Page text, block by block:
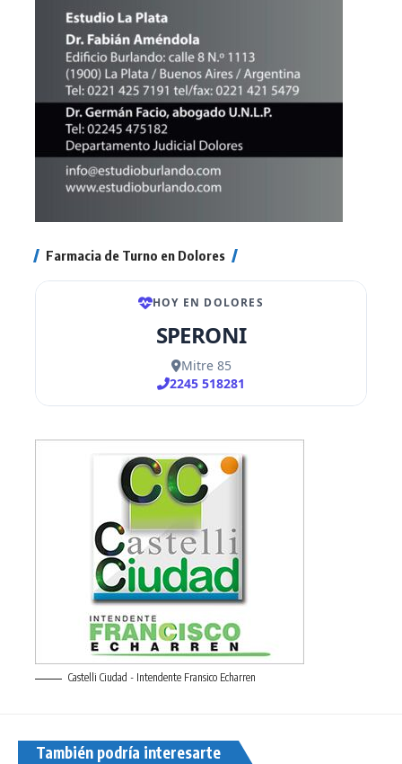
Farmacia de Turno en Dolores
Castelli Ciudad - Intendente Fransico Echarren
También podría interesarte